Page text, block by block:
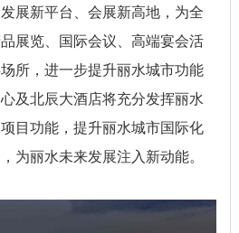
展新平台、会展新高地，为全
展览、国际会议、高端宴会活
所，进一步提升丽水城市功能
及北辰大酒店将充分发挥丽水
目功能，提升丽水城市国际化
为丽水未来发展注入新动能。